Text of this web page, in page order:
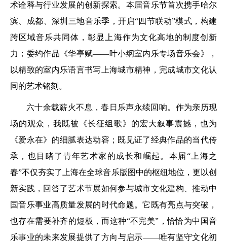
术诠释与行业发展的创新探索。本届音乐节首次携手哈尔
滨、成都、深圳三地音乐季，开启“四节联动”模式，构建
跨区域音乐共同体，彰显上海作为文化高地的制度创新
力；委约作品《华亭赋——叶小纲室内乐专场音乐会》，
以精致的室内乐语言书写上海城市精神，完成城市文化认
同的艺术铭刻。
六十余载薪火不息，春日乐声永续回响。作为亲历现
场的观众，我既被《长征组歌》的宏大叙事震撼，也为
《爱永在》的细腻表达动容；既见证了经典作品的当代传
承，也目睹了青年艺术家的成长和崛起。本届“上海之
春”不仅夯实了上海在全球音乐版图中的枢纽地位，更以创
新实践，回答了艺术节展如何参与城市文化建构、推动中
国音乐事业高质量发展的时代命题。它既有亮点与突破，
也存在需要补齐的短板，而这种“不完美”，恰恰为中国音
乐事业的未来发展提供了方向与启示——唯有坚守文化初